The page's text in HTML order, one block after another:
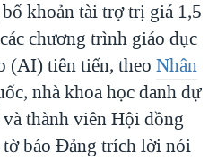
khoản tài trợ trị giá 1,5
chương trình giáo dục
(AI) tiên tiến, theo Nhân
nhà khoa học danh dự
thành viên Hội đồng
tờ báo Đảng trích lời nói